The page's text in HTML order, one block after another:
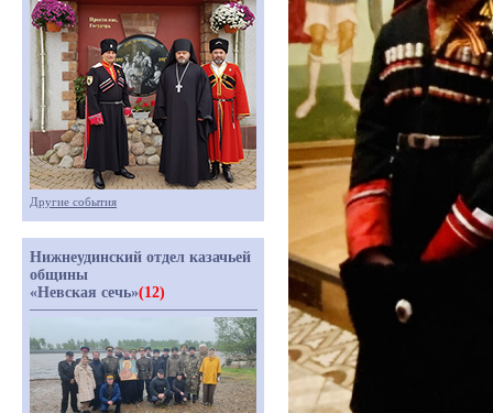
Другие события
Нижнеудинский отдел казачьей
общины
«Невская сечь»(12)